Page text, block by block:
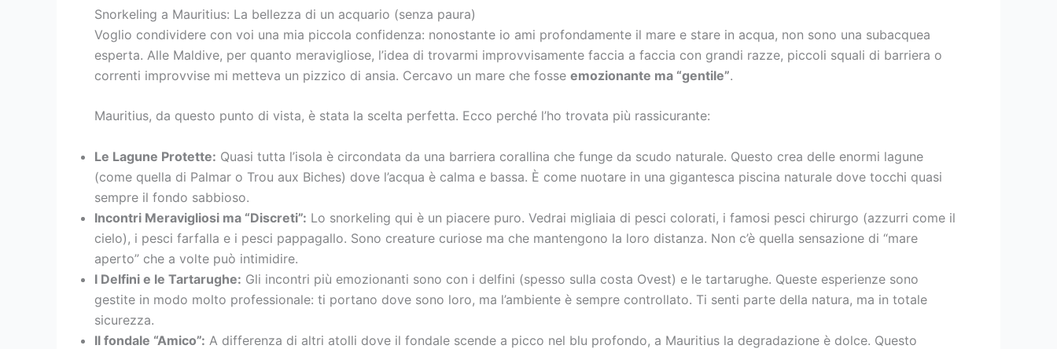
Snorkeling a Mauritius: La bellezza di un acquario (senza paura)
Voglio condividere con voi una mia piccola confidenza: nonostante io ami profondamente il mare e stare in acqua, non sono una subacquea
esperta. Alle Maldive, per quanto meravigliose, l’idea di trovarmi improvvisamente faccia a faccia con grandi razze, piccoli squali di barriera o
correnti improvvise mi metteva un pizzico di ansia. Cercavo un mare che fosse emozionante ma “gentile”.
Mauritius, da questo punto di vista, è stata la scelta perfetta. Ecco perché l’ho trovata più rassicurante:
Le Lagune Protette: Quasi tutta l’isola è circondata da una barriera corallina che funge da scudo naturale. Questo crea delle enormi lagune
(come quella di Palmar o Trou aux Biches) dove l’acqua è calma e bassa. È come nuotare in una gigantesca piscina naturale dove tocchi quasi
sempre il fondo sabbioso.
Incontri Meravigliosi ma “Discreti”: Lo snorkeling qui è un piacere puro. Vedrai migliaia di pesci colorati, i famosi pesci chirurgo (azzurri come il
cielo), i pesci farfalla e i pesci pappagallo. Sono creature curiose ma che mantengono la loro distanza. Non c’è quella sensazione di “mare
aperto” che a volte può intimidire.
I Delfini e le Tartarughe: Gli incontri più emozionanti sono con i delfini (spesso sulla costa Ovest) e le tartarughe. Queste esperienze sono
gestite in modo molto professionale: ti portano dove sono loro, ma l’ambiente è sempre controllato. Ti senti parte della natura, ma in totale
sicurezza.
Il fondale “Amico”: A differenza di altri atolli dove il fondale scende a picco nel blu profondo, a Mauritius la degradazione è dolce. Questo